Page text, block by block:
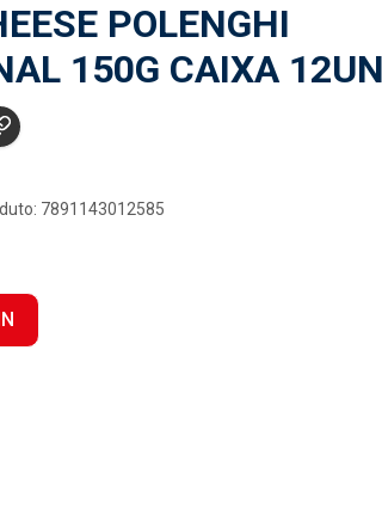
POLENGHI
150G CAIXA
7891143012585